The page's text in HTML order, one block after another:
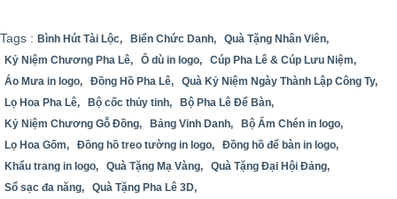
Tags : Bình Hút Tài Lộc, Biển Chức Danh,
Quà Tặng Nhân Viên,
Kỷ Niệm Chương Pha Lê,
Ô dù in logo,
Cúp Pha Lê & Cúp Lưu Niệm,
Áo Mưa in logo,
Đồng Hồ Pha Lê,
Quà Kỷ Niệm Ngày Thành Lập Công Ty,
Lọ Hoa Pha Lê,
Bộ cốc thủy tinh,
Bộ Pha Lê Để Bàn,
Kỷ Niệm Chương Gỗ Đồng,
Bảng Vinh Danh,
Bộ Ấm Chén in logo,
Lọ Hoa Gốm,
Đồng hồ treo tường in logo,
Đồng hồ để bàn in logo,
Khẩu trang in logo,
Quà Tặng Mạ Vàng,
Quà Tặng Đại Hội Đảng,
Sổ sạc đa năng,
Quà Tặng Pha Lê 3D,